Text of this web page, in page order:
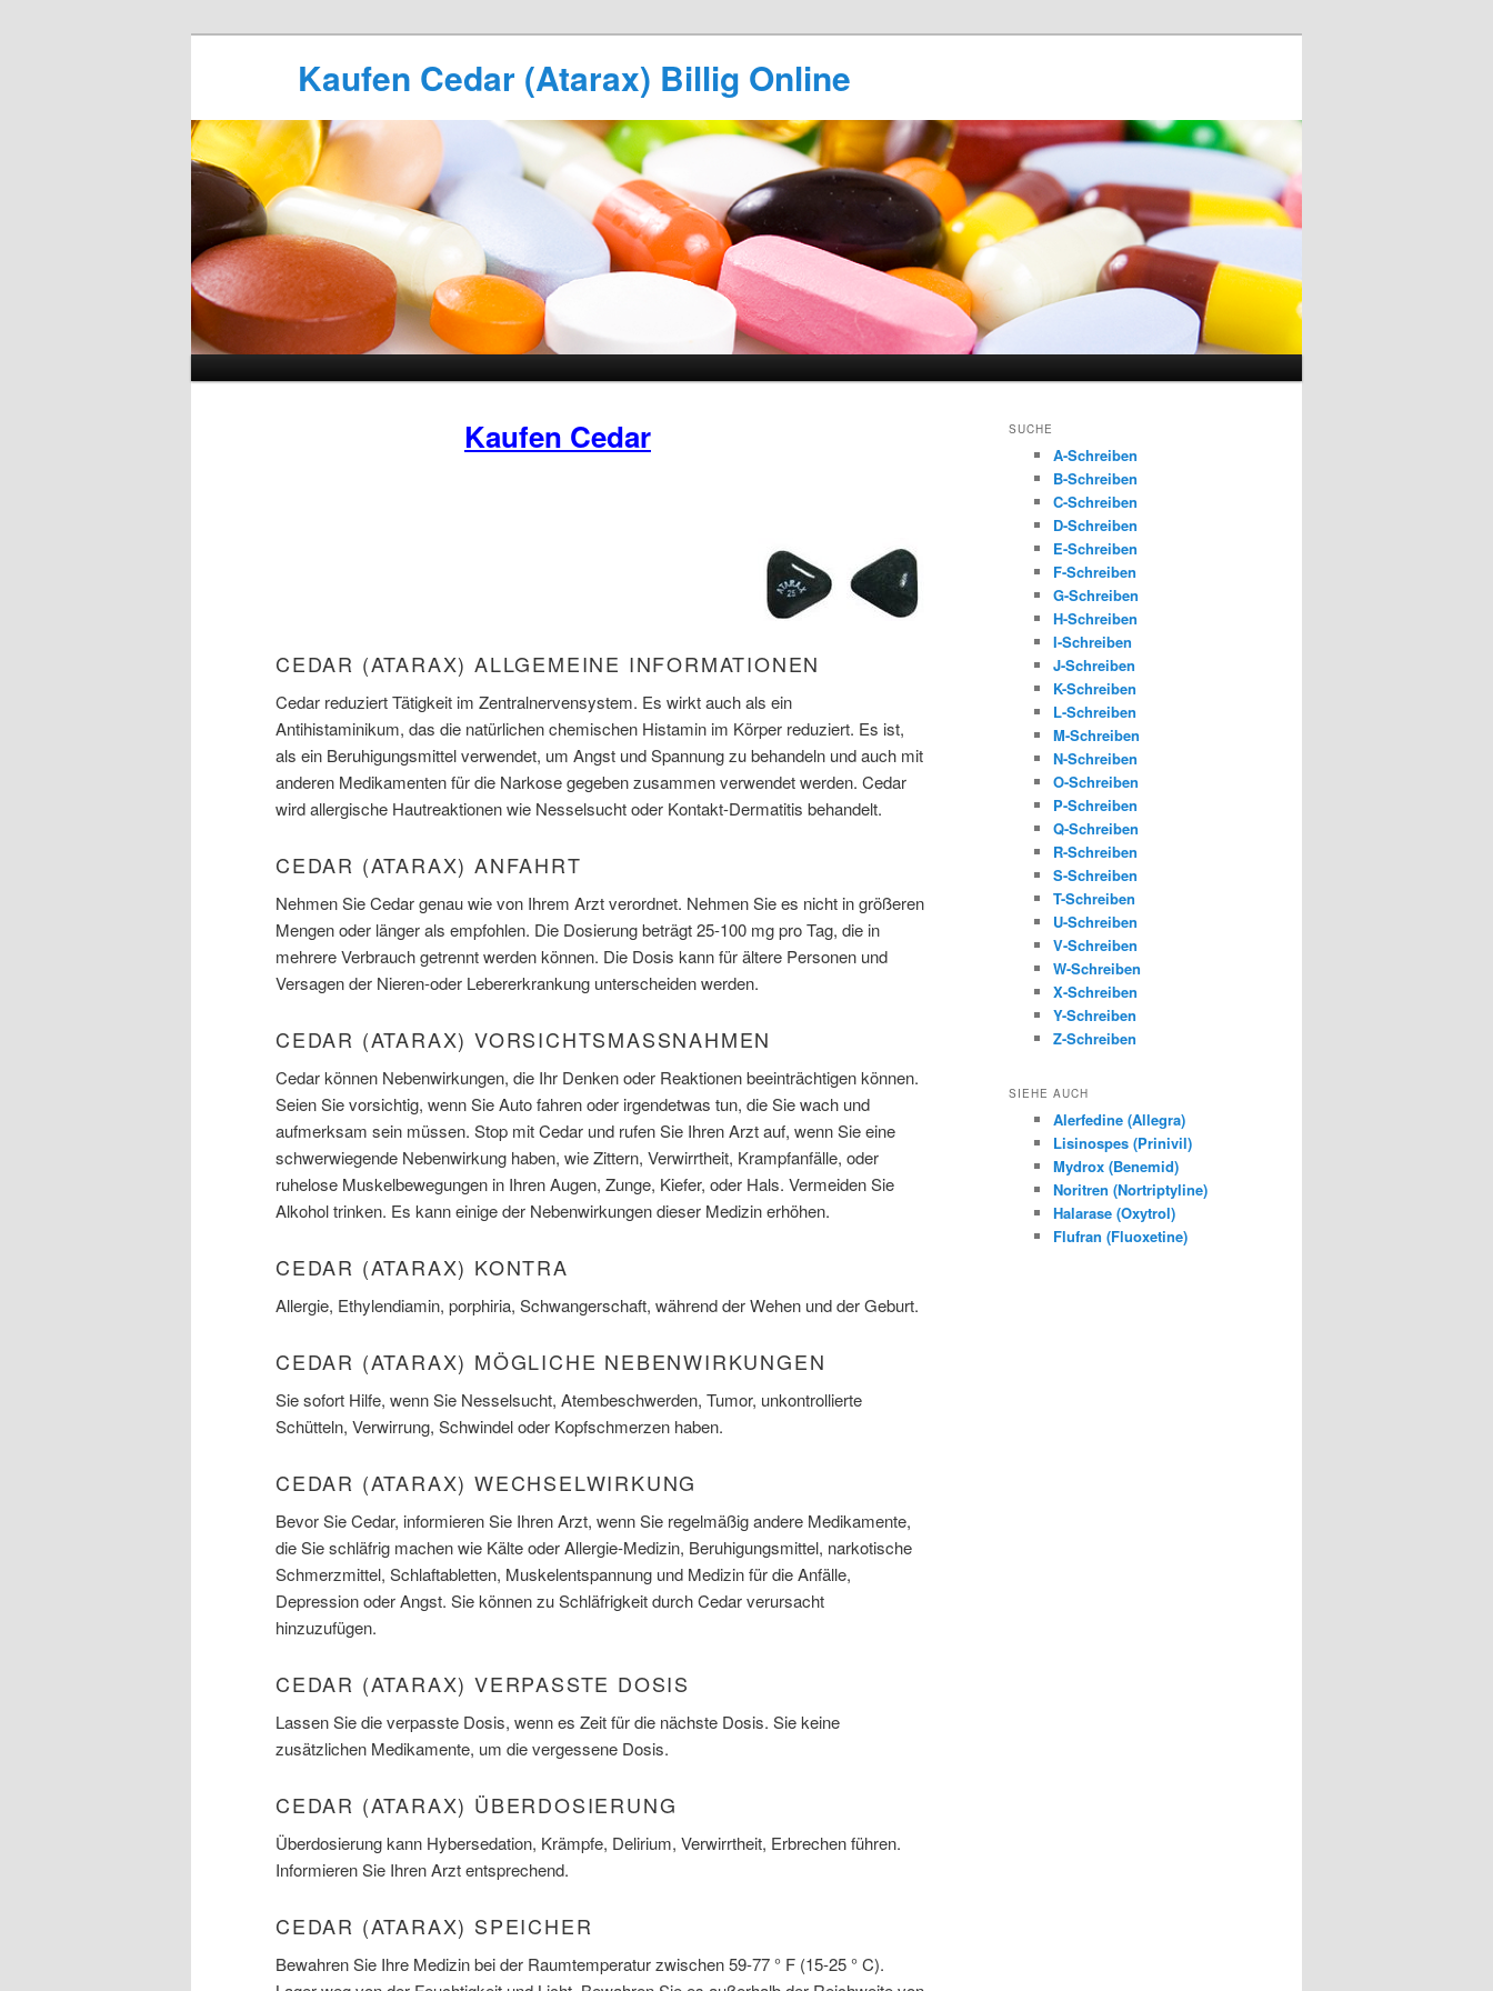
Kaufen Cedar (Atarax) Billig Online
Kaufen Cedar
CEDAR (ATARAX) ALLGEMEINE INFORMATIONEN
Cedar reduziert Tätigkeit im Zentralnervensystem. Es wirkt auch als ein
Antihistaminikum, das die natürlichen chemischen Histamin im Körper reduziert. Es ist,
als ein Beruhigungsmittel verwendet, um Angst und Spannung zu behandeln und auch mit
anderen Medikamenten für die Narkose gegeben zusammen verwendet werden. Cedar
wird allergische Hautreaktionen wie Nesselsucht oder Kontakt-Dermatitis behandelt.
CEDAR (ATARAX) ANFAHRT
Nehmen Sie Cedar genau wie von Ihrem Arzt verordnet. Nehmen Sie es nicht in größeren
Mengen oder länger als empfohlen. Die Dosierung beträgt 25-100 mg pro Tag, die in
mehrere Verbrauch getrennt werden können. Die Dosis kann für ältere Personen und
Versagen der Nieren-oder Lebererkrankung unterscheiden werden.
CEDAR (ATARAX) VORSICHTSMASSNAHMEN
Cedar können Nebenwirkungen, die Ihr Denken oder Reaktionen beeinträchtigen können.
Seien Sie vorsichtig, wenn Sie Auto fahren oder irgendetwas tun, die Sie wach und
aufmerksam sein müssen. Stop mit Cedar und rufen Sie Ihren Arzt auf, wenn Sie eine
schwerwiegende Nebenwirkung haben, wie Zittern, Verwirrtheit, Krampfanfälle, oder
ruhelose Muskelbewegungen in Ihren Augen, Zunge, Kiefer, oder Hals. Vermeiden Sie
Alkohol trinken. Es kann einige der Nebenwirkungen dieser Medizin erhöhen.
CEDAR (ATARAX) KONTRA
Allergie, Ethylendiamin, porphiria, Schwangerschaft, während der Wehen und der Geburt.
CEDAR (ATARAX) MÖGLICHE NEBENWIRKUNGEN
Sie sofort Hilfe, wenn Sie Nesselsucht, Atembeschwerden, Tumor, unkontrollierte
Schütteln, Verwirrung, Schwindel oder Kopfschmerzen haben.
CEDAR (ATARAX) WECHSELWIRKUNG
Bevor Sie Cedar, informieren Sie Ihren Arzt, wenn Sie regelmäßig andere Medikamente,
die Sie schläfrig machen wie Kälte oder Allergie-Medizin, Beruhigungsmittel, narkotische
Schmerzmittel, Schlaftabletten, Muskelentspannung und Medizin für die Anfälle,
Depression oder Angst. Sie können zu Schläfrigkeit durch Cedar verursacht
hinzuzufügen.
CEDAR (ATARAX) VERPASSTE DOSIS
Lassen Sie die verpasste Dosis, wenn es Zeit für die nächste Dosis. Sie keine
zusätzlichen Medikamente, um die vergessene Dosis.
CEDAR (ATARAX) ÜBERDOSIERUNG
Überdosierung kann Hybersedation, Krämpfe, Delirium, Verwirrtheit, Erbrechen führen.
Informieren Sie Ihren Arzt entsprechend.
CEDAR (ATARAX) SPEICHER
Bewahren Sie Ihre Medizin bei der Raumtemperatur zwischen 59-77 ° F (15-25 ° C).
SUCHE
A-Schreiben
B-Schreiben
C-Schreiben
D-Schreiben
E-Schreiben
F-Schreiben
G-Schreiben
H-Schreiben
I-Schreiben
J-Schreiben
K-Schreiben
L-Schreiben
M-Schreiben
N-Schreiben
O-Schreiben
P-Schreiben
Q-Schreiben
R-Schreiben
S-Schreiben
T-Schreiben
U-Schreiben
V-Schreiben
W-Schreiben
X-Schreiben
Y-Schreiben
Z-Schreiben
SIEHE AUCH
Alerfedine (Allegra)
Lisinospes (Prinivil)
Mydrox (Benemid)
Noritren (Nortriptyline)
Halarase (Oxytrol)
Flufran (Fluoxetine)